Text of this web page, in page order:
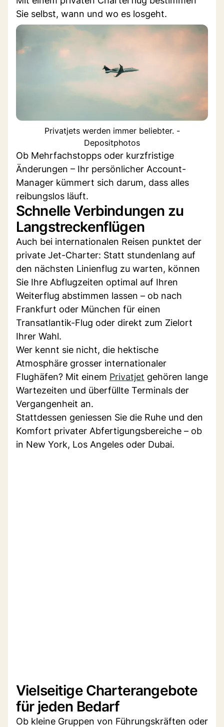
Sie selbst, wann und wo es losgeht.
Privatjets werden immer beliebter. -
Depositphotos
Ob Mehrfachstopps oder kurzfristige
Änderungen – Ihr persönlicher Account-
Manager kümmert sich darum, dass alles
reibungslos läuft.
Schnelle Verbindungen zu
Langstreckenflügen
Auch bei internationalen Reisen punktet der
private Jet-Charter: Statt stundenlang auf
den nächsten Linienflug zu warten, können
Sie Ihre Abflugzeiten optimal auf Ihren
Weiterflug abstimmen lassen – ob nach
Frankfurt oder München für einen
Transatlantik-Flug oder direkt zum Zielort
Ihrer Wahl.
Wer kennt sie nicht, die hektische
Atmosphäre grosser internationaler
Flughäfen? Mit einem Privatjet gehören lange
Wartezeiten und überfüllte Terminals der
Vergangenheit an.
Stattdessen geniessen Sie die Ruhe und den
Komfort privater Abfertigungsbereiche – ob
in New York, Los Angeles oder Dubai.
Vielseitige Charterangebote
für jeden Bedarf
Ob kleine Gruppen von Führungskräften oder